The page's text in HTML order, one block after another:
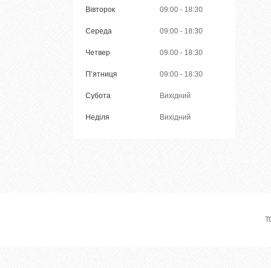
Вівторок 09:00 18:30
Середа 09:00 18:30
Четвер 09:00 18:30
Пʼятниця 09:00 18:30
Субота Вихідний
Неділя Вихідний